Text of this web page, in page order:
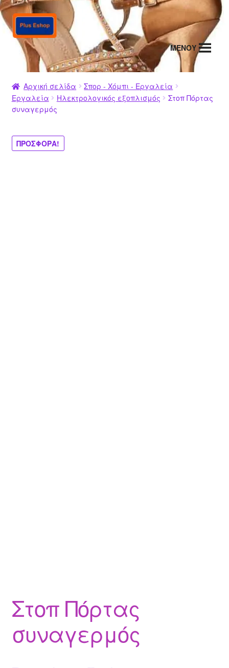
Απευθείας
μετάβαση
στην
πλοήγηση
Μετάβαση
σε
περιεχόμενο
MENΟΥ
Αρχική σελίδα
Σπορ - Χόμπι - Εργαλεία
Εργαλεία
Ηλεκτρολογικός εξοπλισμός
Στοπ Πόρτας
συναγερμός
ΠΡΟΣΦΟΡΆ!
Στοπ Πόρτας
συναγερμός